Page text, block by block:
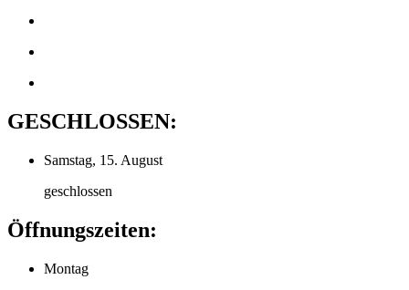
GESCHLOSSEN:
Samstag, 15. August
geschlossen
Öffnungszeiten:
Montag